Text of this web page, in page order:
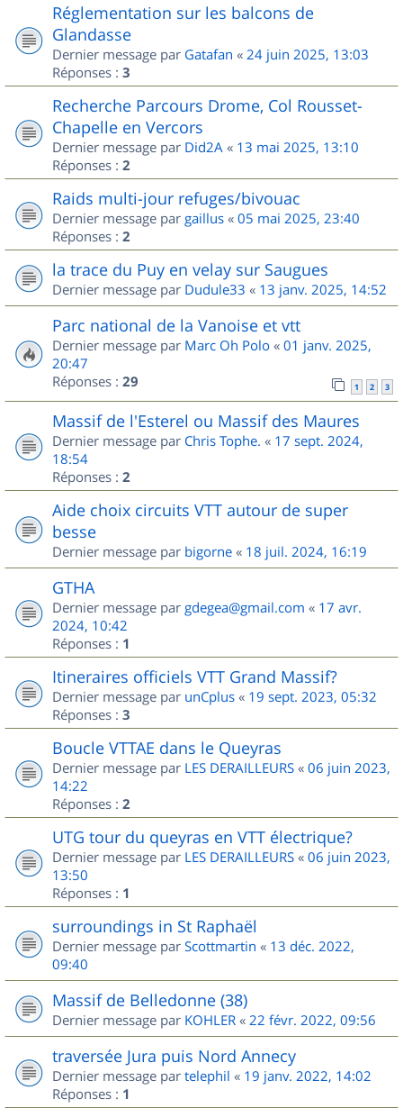
Réglementation sur les balcons de
Glandasse
Dernier message par Gatafan « 24 juin 2025, 13:03
Réponses : 3
Recherche Parcours Drome, Col Rousset-
Chapelle en Vercors
Dernier message par Did2A « 13 mai 2025, 13:10
Réponses : 2
Raids multi-jour refuges/bivouac
Dernier message par gaillus « 05 mai 2025, 23:40
Réponses : 2
la trace du Puy en velay sur Saugues
Dernier message par Dudule33 « 13 janv. 2025, 14:52
Parc national de la Vanoise et vtt
Dernier message par Marc Oh Polo « 01 janv. 2025,
20:47
Réponses : 29 1 2 3
Massif de l'Esterel ou Massif des Maures
Dernier message par Chris Tophe. « 17 sept. 2024,
18:54
Réponses : 2
Aide choix circuits VTT autour de super
besse
Dernier message par bigorne « 18 juil. 2024, 16:19
GTHA
Dernier message par gdegea@gmail.com « 17 avr.
2024, 10:42
Réponses : 1
Itineraires officiels VTT Grand Massif?
Dernier message par unCplus « 19 sept. 2023, 05:32
Réponses : 3
Boucle VTTAE dans le Queyras
Dernier message par LES DERAILLEURS « 06 juin 2023,
14:22
Réponses : 2
UTG tour du queyras en VTT électrique?
Dernier message par LES DERAILLEURS « 06 juin 2023,
13:50
Réponses : 1
surroundings in St Raphaël
Dernier message par Scottmartin « 13 déc. 2022,
09:40
Massif de Belledonne (38)
Dernier message par KOHLER « 22 févr. 2022, 09:56
traversée Jura puis Nord Annecy
Dernier message par telephil « 19 janv. 2022, 14:02
Réponses : 1